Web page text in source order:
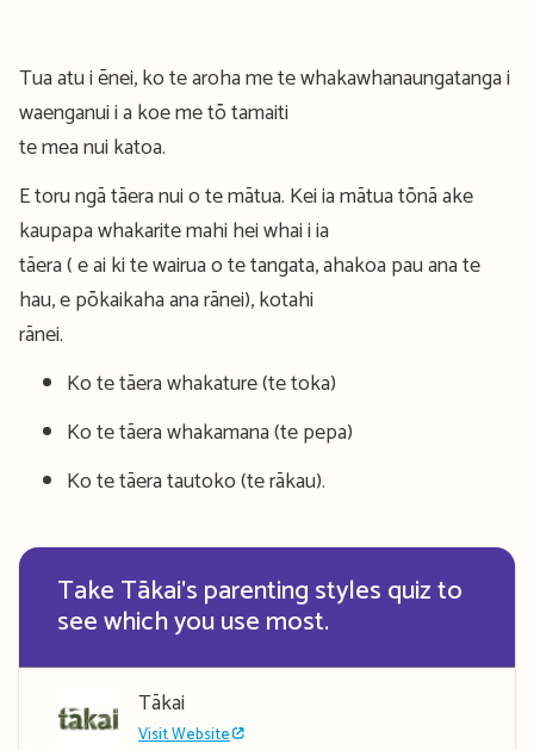
Tua atu i ēnei, ko te aroha me te whakawhanaungatanga i
waenganui i a koe me tō tamaiti
te mea nui katoa.
E toru ngā tāera nui o te mātua. Kei ia mātua tōnā ake
kaupapa whakarite mahi hei whai i ia
tāera ( e ai ki te wairua o te tangata, ahakoa pau ana te
hau, e pōkaikaha ana rānei), kotahi
rānei.
Ko te tāera whakature (te toka)
Ko te tāera whakamana (te pepa)
Ko te tāera tautoko (te rākau).
Take Tākai's parenting styles quiz to
see which you use most.
Tākai
Visit Website